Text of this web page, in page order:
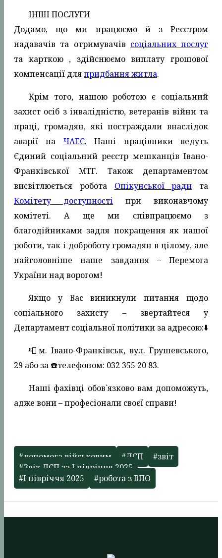
ІНШІ ПОСЛУГИ
Додамо, що ми працюємо й з Реєстром
надавачів та отримувачів соціальних послуг
та карткою , здійснюємо виплату грошової
компенсації дляпридбання житла.
Крім того, нашою роботою є соціальний
захист осіб з інвалідністю, ветеранів війни та
праці, громадян, які постраждали внаслідок
аварії на ЧАЕС. Наші працівники ведуть
Єдиний соціальний реєстр мешканців Івано-
Франківської МТГ. Також департаментом
висвітлюється робота Опікунської ради та
Комітету доступності при виконавчому
комітеті. А ще ми співпрацюємо з
благодійниками задля покращення як нашої
роботи, так і доброботу громадян в цілому, але
найголовніше наше завдання – Перемога
України над ворогом!
Якщо у Вас виникнули питання щодо
соціального захисту – звертайтеся у
Департамент соціальної політики за адресою:⬇️
📮м. Івано-Франківськ, вул. Грушевського,
29 або за ☎️телефоном: 032 355 20 83.
Наші фахівці обов`язково вам допоможуть,
адже вони – професіонали своєї справи!
#допомога військовим #ДСП
#звіт
#Звіт ДСП за І півріччя 2025
#І півріччя 2025
#робота з ВПО